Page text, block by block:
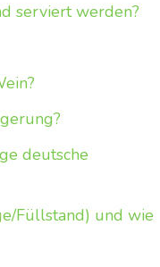
serviert werden?
deutsche
Füllstand) und wie